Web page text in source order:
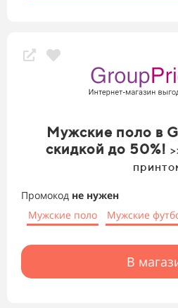
Мужские поло в
скидкой до 50%!
Промокод не нужен
Мужские поло
Мужские
В